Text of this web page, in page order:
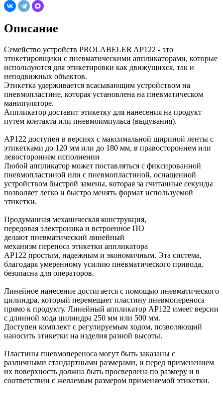
Описание
Семейство устройств PROLABELER AP122 - это
этикетировщики с пневматическими аппликаторами, которые
используются для этикетировки как движущихся, так и
неподвижных объектов.
Этикетка удерживается всасывающим устройством на
пневмопластине, которая установлена на пневматическом
манипуляторе.
Аппликатор доставит этикетку для нанесения на продукт
путем контакта или пневмоимпульса (выдувания).
AP122 доступен в версиях с максимальной шириной ленты с
этикетками до 120 мм или до 180 мм, в правостороннем или
левостороннем исполнении
Любой аппликатор может поставляться с фиксированной
пневмопластиной или с пневмопластиной, оснащенной
устройством быстрой замены, которая за считанные секунды
позволяет легко и быстро менять формат используемой
этикетки.
Продуманная механическая конструкция,
передовая электроника и встроенное ПО
делают пневматический линейный
механизм переноса этикетки аппликатора
AP122 простым, надежным и экономичным. Эта система,
благодаря умеренному усилию пневматического привода,
безопасна для операторов.
Линейное нанесение достигается с помощью пневматического
цилиндра, который перемещает пластину пневмопереноса
прямо к продукту. Линейный аппликатор AP122 имеет версии
с длинной хода цилиндра 250 мм или 500 мм.
Доступен комплект с регулируемым ходом, позволяющий
наносить этикетки на изделия разной высоты.
Пластины пневмопереноса могут быть заказаны с
различными стандартными размерами, и перед применением
их поверхность должна быть просверлена по размеру и в
соответствии с желаемым размером применяемой этикетки.